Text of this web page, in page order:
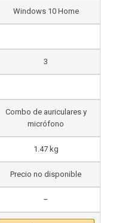
Windows 10 Home
3
Combo de auriculares y
micrófono
1.47 kg
Precio no disponible
–